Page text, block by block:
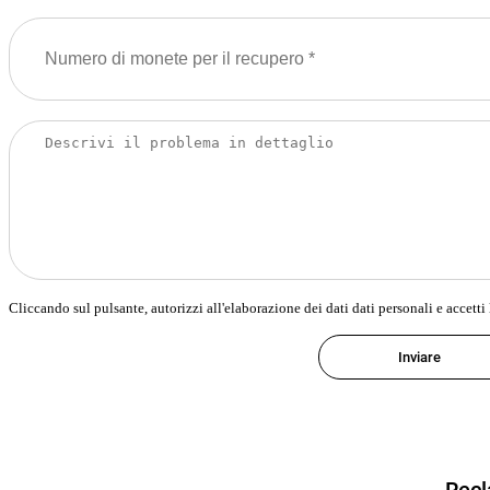
Cliccando sul pulsante, autorizzi all'elaborazione dei dati dati personali e